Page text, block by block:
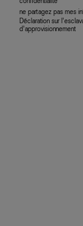
ne partagez pas mes
Déclaration sur
d’approvisionnement